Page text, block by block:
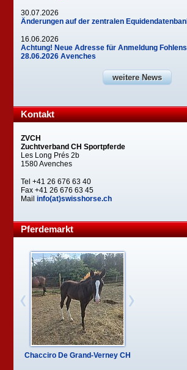
30.07.2026
Änderungen auf der zentralen
16.06.2026
Achtung! Neue Adresse für Anmeldung
28.06.2026 Avenches
weitere News
Kontakt
ZVCH
Zuchtverband CH Sportpferde
Les Long Prés 2b
1580 Avenches
Tel +41 26 676 63 40
Fax +41 26 676 63 45
Mailinfo(at)swisshorse.ch
Pferdemarkt
Chacciro De Grand-Verney CH